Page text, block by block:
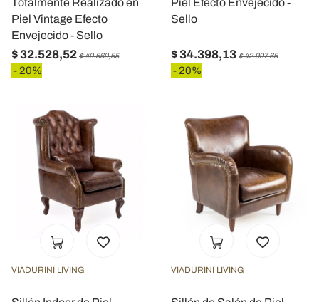
Totalmente Realizado en
Piel Vintage Efecto
Envejecido - Sello
$ 32.528,52 $ 40.660,65
- 20%
Piel Efecto Envejecido -
Sello
$ 34.398,13 $ 42.997,66
- 20%
VIADURINI LIVING VIADURINI LIVING